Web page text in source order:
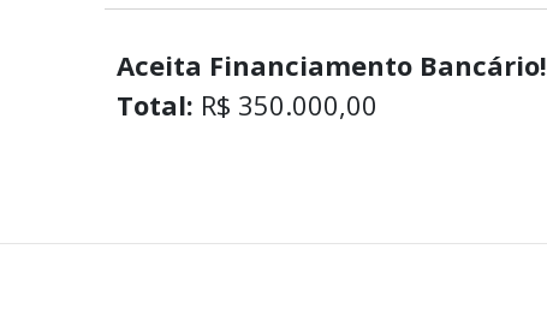
Aceita Financiamento Bancário!
Total: R$ 350.000,00